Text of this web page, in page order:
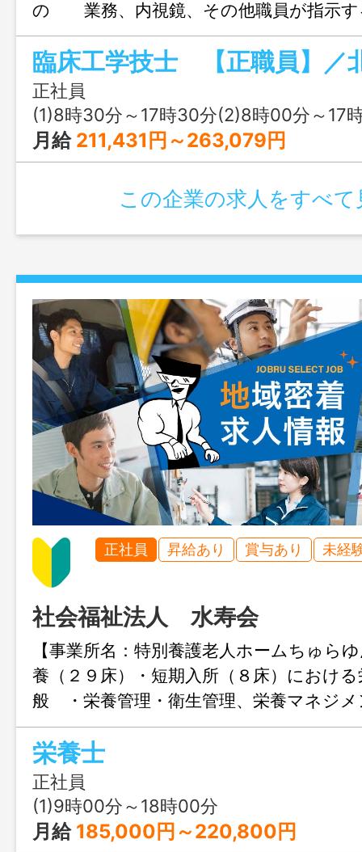
の 業務、内視鏡、その他職員が指示
含む２～３業務に従事して頂きます。
は丁寧に指導します。 ＊意欲的な人材
す。 ◆従事すべき変更の範囲：法人の
正社員
(1)8時30分～17時30分(2)8時00分～17
月給 211,431円～263,079円
この企業の求人をすべて
正社員 昇給あり 賞与あり 未経
社会福祉法人 水寿会
【事業所名：特別養護老人ホームちゅら
養（２９床）・短期入所（８床）におけ
般 ・栄養管理・衛生管理、栄養マネジ
献立作成、食材発注、栄養価計算、食形
サー・嚥下食等）の調整 ・多職種（看護
ネ・相談員・厨房）との連携 ・調理ス
助言、厨房業務のサポート （盛付・
他、栄養管理に付随する業務 変更範
栄養士
正社員
(1)9時00分～18時00分
月給 185,000円～220,800円